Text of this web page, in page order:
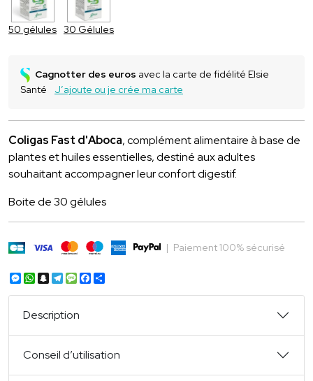
50 gélules 30 Gélules
Cagnotter des euros avec la carte de fidélité Elsie
Santé
J’ajoute ou je crée ma carte
Coligas Fast d'Aboca, complément alimentaire à base de
plantes et huiles essentielles, destiné aux adultes
souhaitant accompagner leur confort digestif.
Boite de 30 gélules
| Paiement 100% sécurisé
Messenger
WhatsApp
Snapchat
Telegram
Message
Facebook
Description
Conseil d’utilisation